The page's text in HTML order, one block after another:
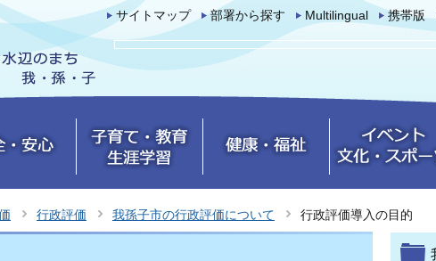
サイトマップ 部署から探す Multilingual 携帯版
行政評価 我孫子市の行政評価について 行政評価導入の目的